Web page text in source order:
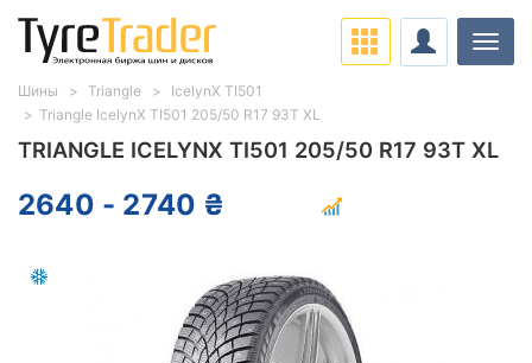
TRIANGLE ICELYNX TI501 205/50 R17 93T XL
2640 - 2740 ₴
Шины Triangle
IcelynX TI501
Triangle IcelynX TI501 205/50 R17 93T XL